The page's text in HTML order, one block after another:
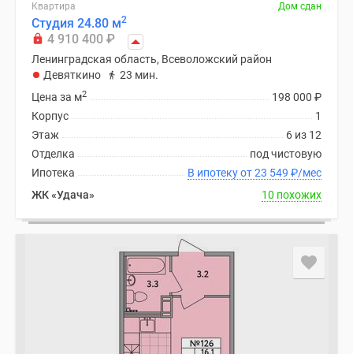
Квартира Дом сдан
Студия 24.80 м2
4 910 400 ₽
Ленинградская область, Всеволожский район
Девяткино
23 мин.
198 000 ₽
Цена за м2
1
Корпус
6 из 12
Этаж
под чистовую
Отделка
В ипотеку от 23 549 ₽/мес
Ипотека
ЖК «Удача»
10 похожих